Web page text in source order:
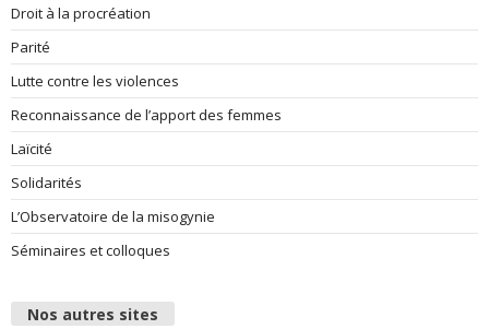
Droit à la procréation
Parité
Lutte contre les violences
Reconnaissance de l’apport des femmes
Laïcité
Solidarités
L’Observatoire de la misogynie
Séminaires et colloques
Nos autres sites